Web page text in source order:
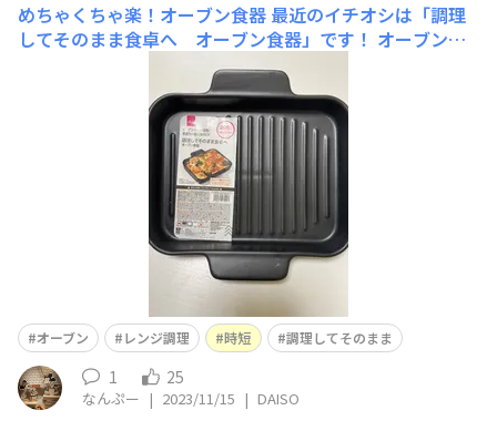
めちゃくちゃ楽！オーブン食器 最近のイチオシは「調理
してそのまま食卓へ オーブン食器」です！ オーブンも
レンジもOKで使い勝手がよかった！調理してそのまま出
せるので洗い物も減ります😁とてもよかったのでリピ買
いしてきました！
オーブン レンジ調理 時短 調理してそのまま
1 25
なんぷー | 2023/11/15 | DAISO